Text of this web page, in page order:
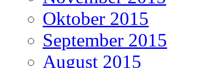
Oktober 2015
September 2015
August 2015